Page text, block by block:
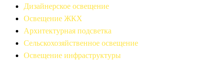
Дизайнерское освещение
Освещение ЖКХ
Архитектурная подсветка
Сельскохозяйственное освещение
Освещение инфраструктуры